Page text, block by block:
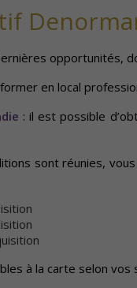
opportunités,
en local
: il est possible
sont réunies,
à la carte selon vos